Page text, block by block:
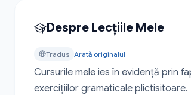
Despre Lecțiile Mele
Tradus Arată originalul
Cursurile mele ies în evidență prin
exercițiilor gramaticale